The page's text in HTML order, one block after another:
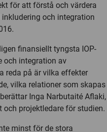
för att förstå och värdera
och integration
finansiellt tyngsta IOP-
och integration av
reda på är vilka effekter
vilka relationer som skapas
Inga Narbutaité Aflaki,
projektledare för studien.
minst för de stora